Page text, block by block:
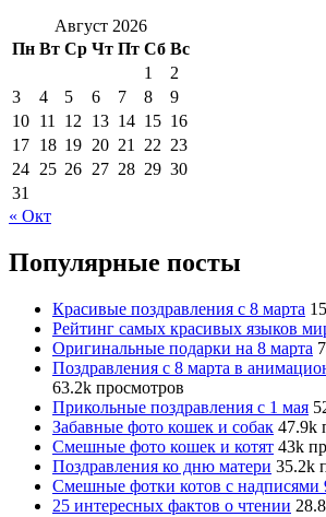
Август 2026
Пн Вт Ср Чт Пт Сб Вс
1
2
3
4 5 6 7 8
9
10 11 12 13 14 15 16
17 18 19 20 21 22 23
24 25 26 27 28 29 30
31
« Окт
Популярные посты
Красивые поздравления с 8 марта
Рейтинг самых красивых языков
Оригинальные подарки на 8 марта
Поздравления с 8 марта в
63.2k просмотров
Прикольные поздравления с 1 мая
Забавные фото кошек и собак 47.9k
Смешные фото кошек и котят 43k
Поздравления ко дню матери 35.2k
Смешные фотки котов с надписями
25 интересных фактов о чтении